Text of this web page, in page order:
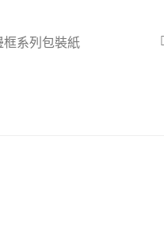
框系列包裝紙